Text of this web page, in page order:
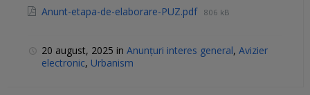
Anunt-etapa-de-elaborare-PUZ.pdf 806 kB
20 august, 2025 in Anunțuri interes general, Avizier
electronic, Urbanism